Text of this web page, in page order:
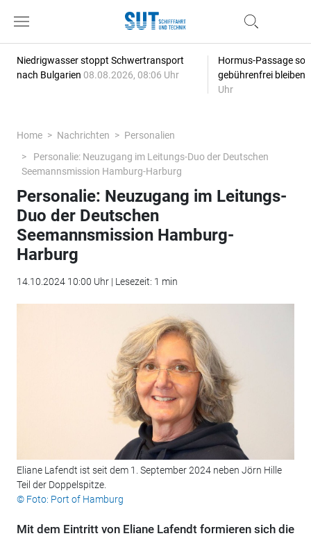
Niedrigwasser stoppt Schwertransport
nach Bulgarien 08.08.2026, 08:06 Uhr
Hormus-Passage
gebührenfrei bleiben
Uhr
Home Nachrichten
Personalien
Personalie: Neuzugang im Leitungs-Duo der Deutschen
Seemannsmission Hamburg-Harburg
Personalie: Neuzugang im Leitungs-
Duo der Deutschen
Seemannsmission Hamburg-
Harburg
14.10.2024 10:00 Uhr | Lesezeit: 1 min
Eliane Lafendt ist seit dem 1. September 2024 neben Jörn Hille
Teil der Doppelspitze.
© Foto: Port of Hamburg
Mit dem Eintritt von Eliane Lafendt formieren sich die